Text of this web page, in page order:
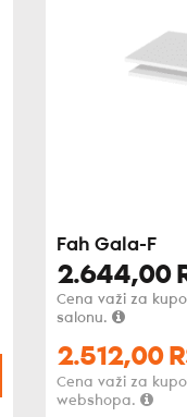
Fah Gala-F
2.644,00
Cena važi za
salonu.
2.512,00
Cena važi za
webshopa.